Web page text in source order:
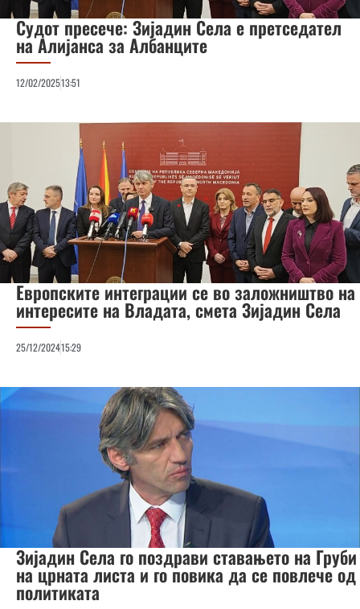
Судот пресече: Зијадин Села е претседател
на Алијанса за Албанците
12/02/202513:51
Европските интеграции се во заложништво на
интересите на Владата, смета Зијадин Села
25/12/202415:29
Зијадин Села го поздрави ставањето на Груби
на црната листа и го повика да се повлече од
политиката